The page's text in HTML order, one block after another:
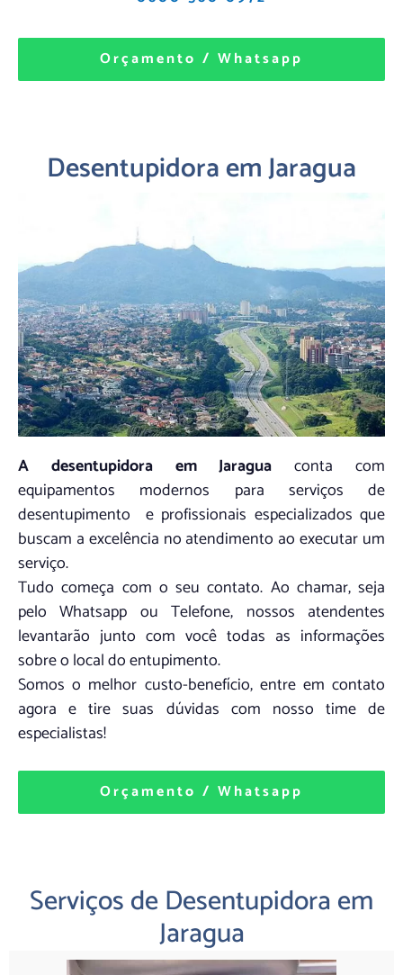
Orçamento / Whatsapp
Desentupidora em Jaragua
A desentupidora em Jaragua conta com
equipamentos modernos para serviços de
desentupimento e profissionais especializados que
buscam a excelência no atendimento ao executar um
serviço.
Tudo começa com o seu contato. Ao chamar, seja
pelo Whatsapp ou Telefone, nossos atendentes
levantarão junto com você todas as informações
sobre o local do entupimento.
Somos o melhor custo-benefício, entre em contato
agora e tire suas dúvidas com nosso time de
especialistas!
Orçamento / Whatsapp
Serviços de Desentupidora em
Jaragua